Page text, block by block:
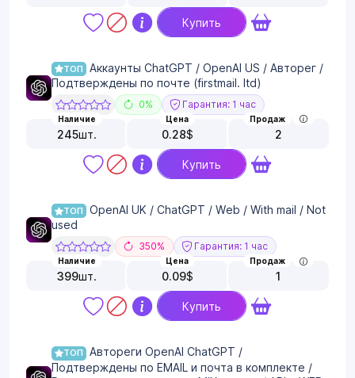
Купить
ТОП
Аккаунты ChatGPT / OpenAI US / Авторег /
Подтверждены по почте (firstmail. ltd)
0% Гарантия: 1 час
Наличие
245шт.
Цена
0.28$
Продаж
2
Купить
ТОП
OpenAl UK / ChatGPT / Web / With mail / Not
used
350% Гарантия: 1 час
Наличие
399шт.
Цена
0.09$
Продаж
1
Купить
ТОП
Автореги OpenAI ChatGPT /
Подтверждены по EMAIL и почта в комплекте /